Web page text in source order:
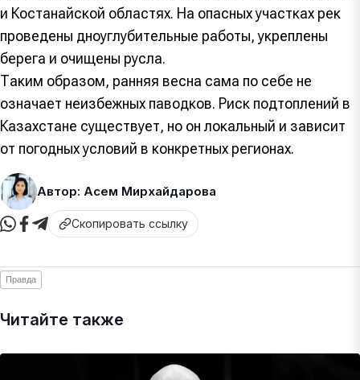
и Костанайской областях. На опасных участках рек
проведены дноуглубительные работы, укреплены
берега и очищены русла.
Таким образом, ранняя весна сама по себе не
означает неизбежных паводков. Риск подтоплений в
Казахстане существует, но он локальный и зависит
от погодных условий в конкретных регионах.
Автор: Асем Мирхайдарова
Скопировать ссылку
Правда
Читайте также